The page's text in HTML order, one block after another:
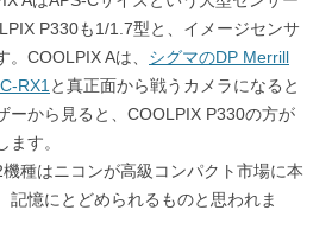
P330も1/1.7型と、イメージセンサ
COOLPIX Aは、 シグマのDP Merrill
RX1 と真正面から戦うカメラになると
ーから見ると、COOLPIX P330の方が
す。
種はニコンが高級コンパクト市場に本
記憶にとどめられるものと思われま